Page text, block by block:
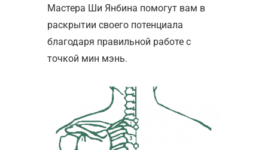
Мастера Ши Янбина помогут вам в
раскрытии своего потенциала
благодаря правильной работе с
точкой мин мэнь.